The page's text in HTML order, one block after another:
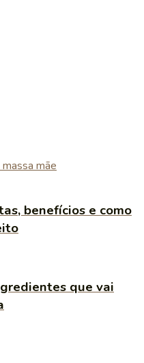
mãe
benefícios e como
que vai